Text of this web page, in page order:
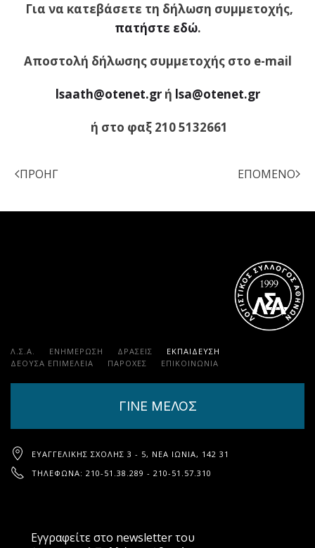
Για να κατεβάσετε τη δήλωση συμμετοχής,
πατήστε εδώ.
Αποστολή δήλωσης συμμετοχής στο e-mail
lsaath@otenet.grή lsa@otenet.gr
ή στο φαξ 210 5132661
ΠΡΟΗΓ ΕΠΌΜΕΝΟ
Λ.Σ.Α. ΕΝΗΜΕΡΩΣΗ ΔΡΑΣΕΙΣ
ΕΚΠΑΊΔΕΥΣΗ
ΔΕΟΥΣΑ ΕΠΙΜΕΛΕΙΑ
ΠΑΡΟΧΈΣ ΕΠΙΚΟΙΝΩΝΊΑ
ΓΙΝΕ ΜΕΛΟΣ
ΕΥΑΓΓΕΛΙΚΉΣ ΣΧΟΛΉΣ 3 - 5, ΝΈΑ ΙΩΝΊΑ, 142 31
ΤΗΛΈΦΩΝΑ: 210-51.38.289 - 210-51.57.310
Εγγραφείτε στο newsletter του